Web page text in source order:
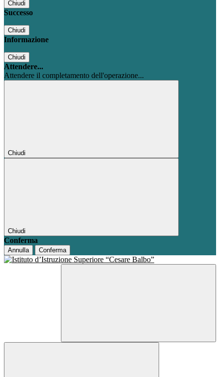
Chiudi
Successo
Chiudi
Informazione
Chiudi
Attendere...
Attendere il completamento dell'operazione...
Chiudi
Chiudi
Conferma
Annulla Conferma